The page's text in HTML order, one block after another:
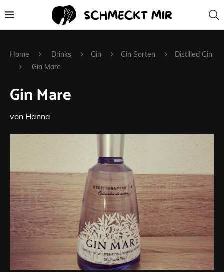
Home Drinks Gin Gin Sorten
Distilled Gin
Gin Mare
Gin Mare
von Hanna